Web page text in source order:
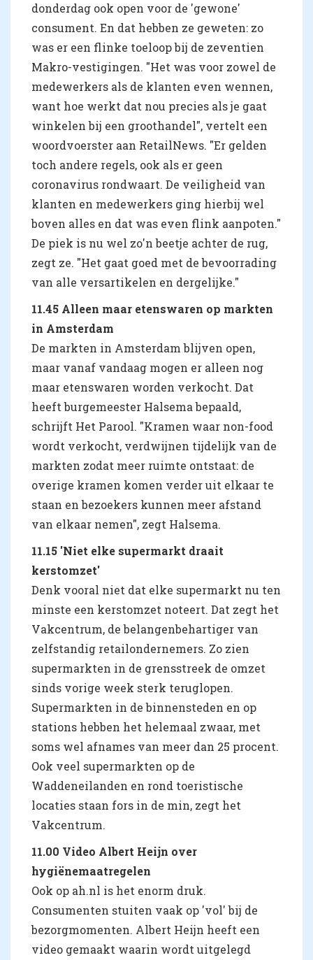
donderdag ook open voor de 'gewone'
consument. En dat hebben ze geweten: zo
was er een flinke toeloop bij de zeventien
Makro-vestigingen. "Het was voor zowel de
medewerkers als de klanten even wennen,
want hoe werkt dat nou precies als je gaat
winkelen bij een groothandel", vertelt een
woordvoerster aan RetailNews. "Er gelden
toch andere regels, ook als er geen
coronavirus rondwaart. De veiligheid van
klanten en medewerkers ging hierbij wel
boven alles en dat was even flink aanpoten."
De piek is nu wel zo'n beetje achter de rug,
zegt ze. "Het gaat goed met de bevoorrading
van alle versartikelen en dergelijke."
11.45 Alleen maar etenswaren op markten
in Amsterdam
De markten in Amsterdam blijven open,
maar vanaf vandaag mogen er alleen nog
maar etenswaren worden verkocht. Dat
heeft burgemeester Halsema bepaald,
schrijft Het Parool. "Kramen waar non-food
wordt verkocht, verdwijnen tijdelijk van de
markten zodat meer ruimte ontstaat: de
overige kramen komen verder uit elkaar te
staan en bezoekers kunnen meer afstand
van elkaar nemen", zegt Halsema.
11.15 'Niet elke supermarkt draait
kerstomzet'
Denk vooral niet dat elke supermarkt nu ten
minste een kerstomzet noteert. Dat zegt het
Vakcentrum, de belangenbehartiger van
zelfstandig retailondernemers. Zo zien
supermarkten in de grensstreek de omzet
sinds vorige week sterk teruglopen.
Supermarkten in de binnensteden en op
stations hebben het helemaal zwaar, met
soms wel afnames van meer dan 25 procent.
Ook veel supermarkten op de
Waddeneilanden en rond toeristische
locaties staan fors in de min, zegt het
Vakcentrum.
11.00 Video Albert Heijn over
hygiënemaatregelen
Ook op ah.nl is het enorm druk.
Consumenten stuiten vaak op 'vol' bij de
bezorgmomenten. Albert Heijn heeft een
video gemaakt waarin wordt uitgelegd